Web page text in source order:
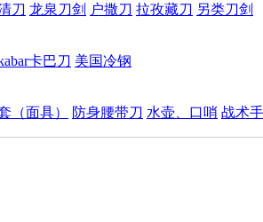
刀 龙泉刀剑 户撒刀 拉孜藏刀 另类刀剑
卡巴刀 美国冷钢
（面具） 防身腰带刀 水壶、口哨 战术